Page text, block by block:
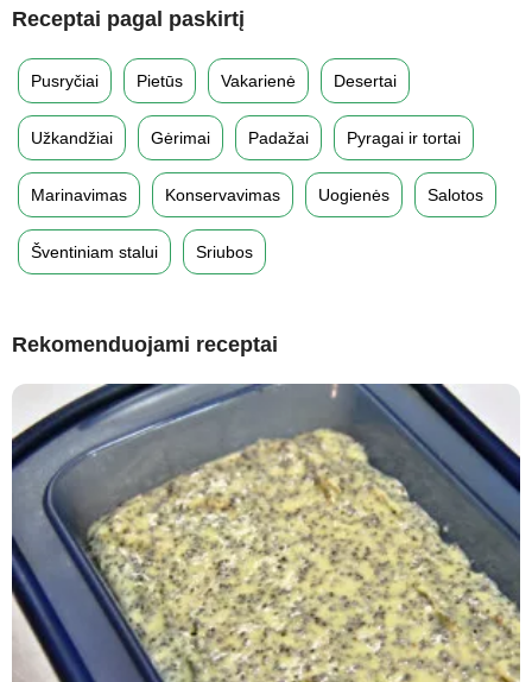
Receptai pagal paskirtį
Pusryčiai Pietūs Vakarienė Desertai
Užkandžiai Gėrimai Padažai Pyragai ir tortai
Marinavimas Konservavimas Uogienės Salotos
Šventiniam stalui Sriubos
Rekomenduojami receptai